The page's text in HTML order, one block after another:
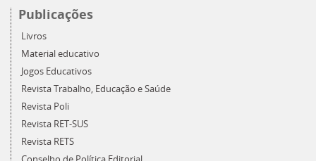
Publicações
Livros
Material educativo
Jogos Educativos
Revista Trabalho, Educação e Saúde
Revista Poli
Revista RET-SUS
Revista RETS